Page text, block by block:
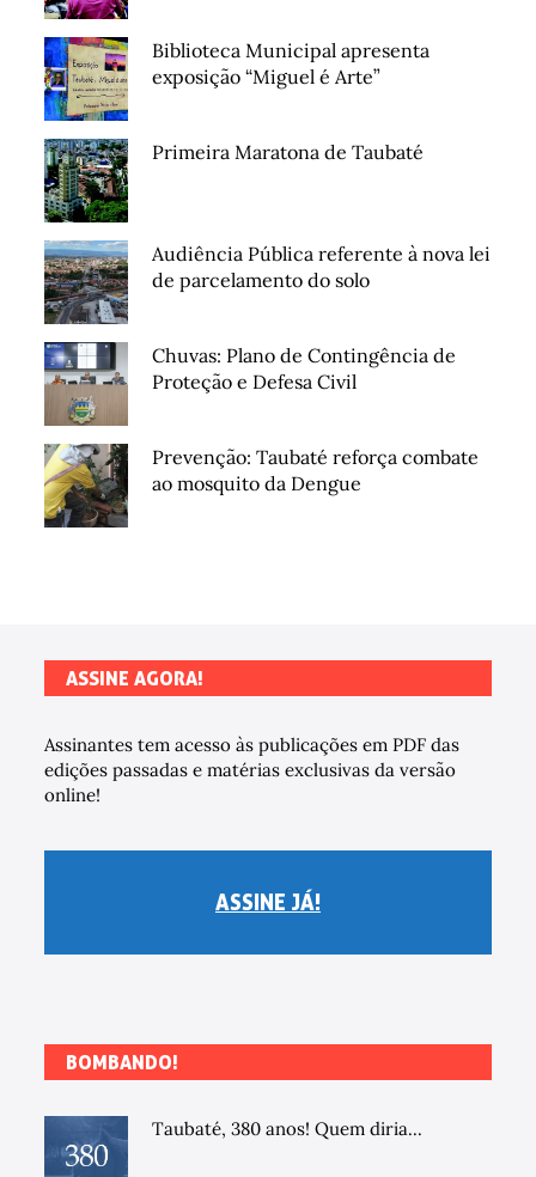
Biblioteca Municipal apresenta
exposição “Miguel é Arte”
Primeira Maratona de Taubaté
Audiência Pública referente à nova lei
de parcelamento do solo
Chuvas: Plano de Contingência de
Proteção e Defesa Civil
Prevenção: Taubaté reforça combate
ao mosquito da Dengue
ASSINE AGORA!
Assinantes tem acesso às publicações em PDF das
edições passadas e matérias exclusivas da versão
online!
ASSINE JÁ!
BOMBANDO!
Taubaté, 380 anos! Quem diria...